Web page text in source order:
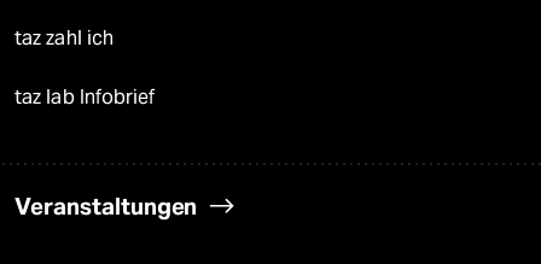
taz zahl ich
taz lab Infobrief
Veranstaltungen